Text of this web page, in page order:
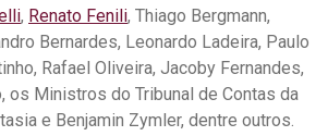
, Renato Fenili, Thiago Bergmann,
Bernardes, Leonardo Ladeira, Paulo
Rafael Oliveira, Jacoby Fernandes,
os Ministros do Tribunal de Contas da
e Benjamin Zymler, dentre outros.